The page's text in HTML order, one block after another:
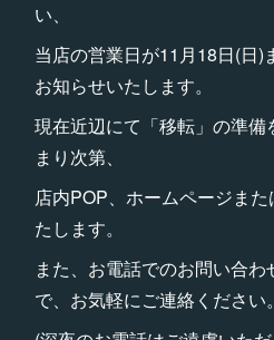
い、
当店の営業日が11月18日(日)
お知らせいたします。
現在近辺にて「移転」の準
まり次第、
店内POP、ホームページま
たします。
また、お電話でのお問い合
で、お気軽にご連絡ください。